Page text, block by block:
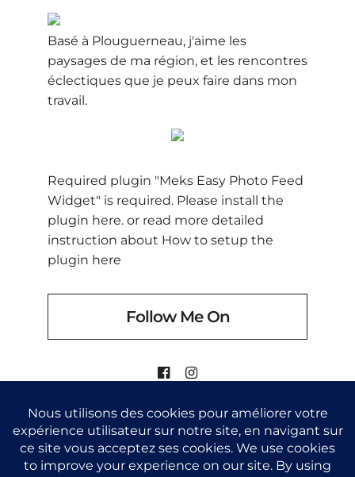
Basé à Plouguerneau, j'aime les
paysages de ma région, et les rencontres
éclectiques que je peux faire dans mon
travail.
Required plugin "Meks Easy Photo Feed
Widget" is required. Please install the
plugin here. or read more detailed
instruction about How to setup the
plugin here
Follow Me On